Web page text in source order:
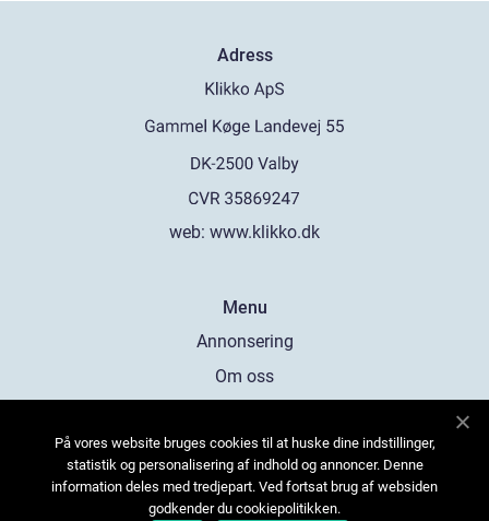
Adress
web: www.klikko.dk
Menu
Annonsering
Om oss
Kontakta oss
Sitemap
På vores website bruges cookies til at huske dine indstillinger,
statistik og personalisering af indhold og annoncer. Denne
information deles med tredjepart. Ved fortsat brug af websiden
godkender du cookiepolitikken.